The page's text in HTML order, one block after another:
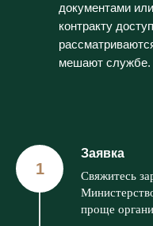
документами
контракту
мешают службе.
Заявка
Свяжитесь
проще